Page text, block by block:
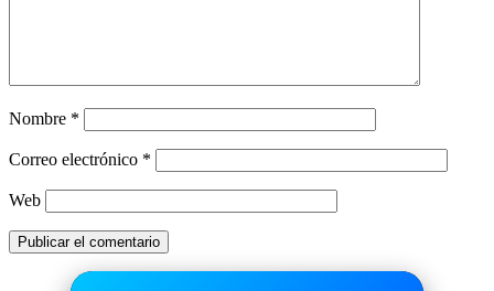
Nombre *
Correo electrónico *
Web